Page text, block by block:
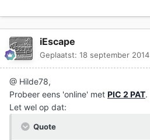
iEscape
Geplaatst: 18 september 2014
@ Hilde78,
Probeer eens 'online' met PIC 2 PAT.
Let wel op dat:
Quote